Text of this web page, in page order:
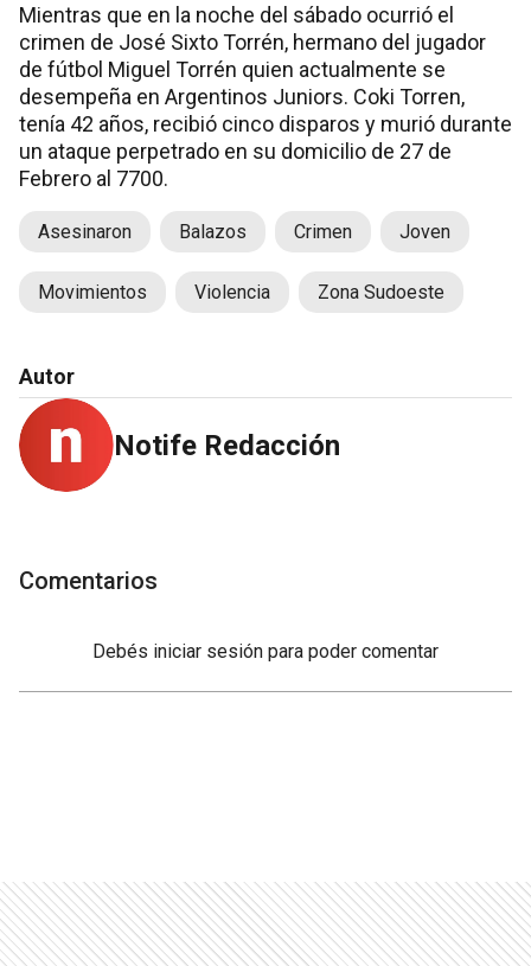
Mientras que en la noche del sábado ocurrió el
crimen de José Sixto Torrén, hermano del jugador
de fútbol Miguel Torrén quien actualmente se
desempeña en Argentinos Juniors. Coki Torren,
tenía 42 años, recibió cinco disparos y murió durante
un ataque perpetrado en su domicilio de 27 de
Febrero al 7700.
Asesinaron Balazos Crimen Joven
Movimientos Violencia Zona Sudoeste
Autor
Notife Redacción
Comentarios
Debés iniciar sesión para poder comentar